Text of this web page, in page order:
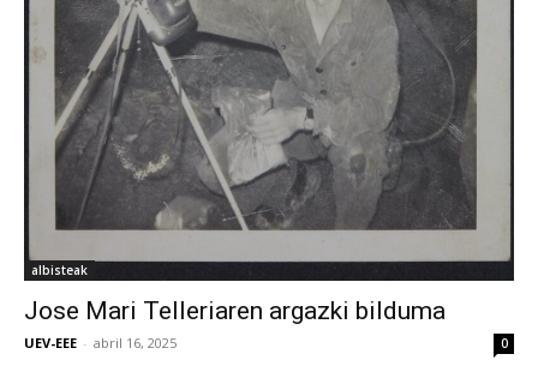
albisteak
Jose Mari Telleriaren argazki bilduma
UEV-EEE - abril 16, 2025 0